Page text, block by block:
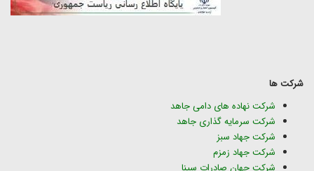
شرکت ها
شرکت نهاده های دامی جاهد
شرکت سرمایه گذاری جاهد
شرکت جهاد سبز
شرکت جهاد زمزم